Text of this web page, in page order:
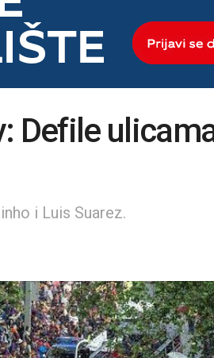
Defile
i Luis Suarez.